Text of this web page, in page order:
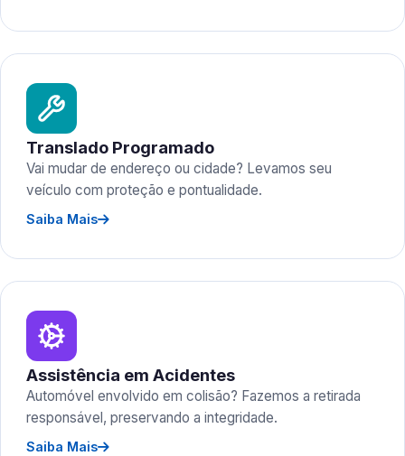
Translado Programado
Vai mudar de endereço ou cidade? Levamos seu
veículo com proteção e pontualidade.
Saiba Mais
Assistência em Acidentes
Automóvel envolvido em colisão? Fazemos a retirada
responsável, preservando a integridade.
Saiba Mais